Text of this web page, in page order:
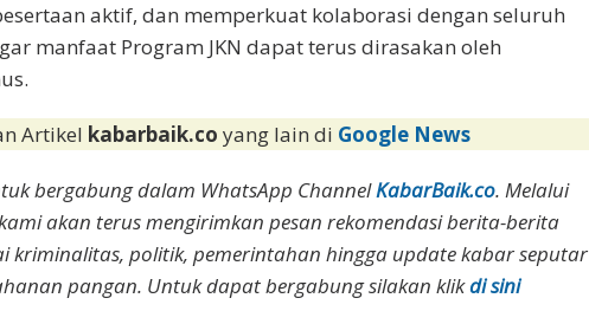
aktif, dan memperkuat kolaborasi dengan seluruh
manfaat Program JKN dapat terus dirasakan oleh
Artikel kabarbaik.coyang lain di Google News
bergabung dalam WhatsApp ChannelKabarBaik.co. Melalui
akan terus mengirimkan pesan rekomendasi berita-berita
kriminalitas, politik, pemerintahan hingga update kabar seputar
pangan. Untuk dapat bergabung silakan klikdi sini